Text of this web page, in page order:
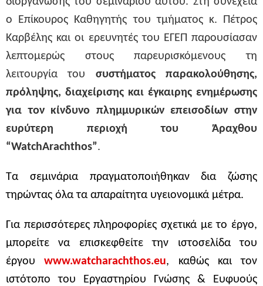
ο Επίκουρος Καθηγητής του τμήματος κ. Πέτρος
Καρβέλης και οι ερευνητές του ΕΓΕΠ παρουσίασαν
λεπτομερώς στους παρευρισκόμενους τη
λειτουργία του συστήματος παρακολούθησης,
πρόληψης, διαχείρισης και έγκαιρης ενημέρωσης
για τον κίνδυνο πλημμυρικών επεισοδίων στην
ευρύτερη περιοχή του Άραχθου
“WatchArachthos”.
Τα σεμινάρια πραγματοποιήθηκαν δια ζώσης
τηρώντας όλα τα απαραίτητα υγειονομικά μέτρα.
Για περισσότερες πληροφορίες σχετικά με το έργο,
μπορείτε να επισκεφθείτε την ιστοσελίδα του
έργουwww.watcharachthos.eu, καθώς και τον
ιστότοπο του Εργαστηρίου Γνώσης & Ευφυούς